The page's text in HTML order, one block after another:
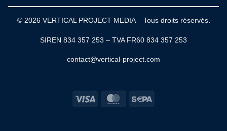
© 2026 VERTICAL PROJECT MEDIA – Tous droits réservés.
SIREN 834 357 253 – TVA FR60 834 357 253
contact@vertical-project.com
Visa MasterCard